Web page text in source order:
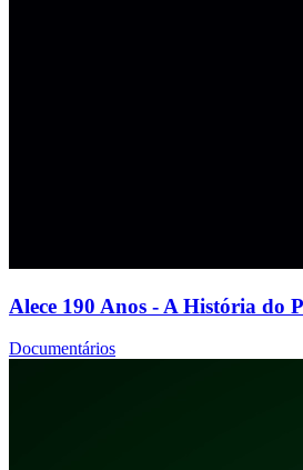
Alece 190 Anos - A História do
Documentários